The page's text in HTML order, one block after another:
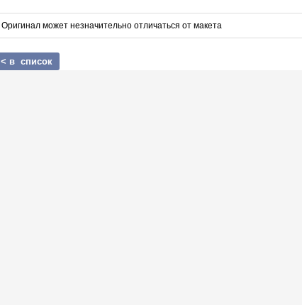
Оригинал может незначительно отличаться от макета
< в список